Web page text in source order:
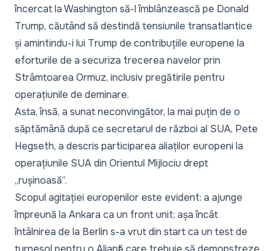
încercat la Washington să-l îmblânzească pe Donald
Trump, căutând să destindă tensiunile transatlantice
și amintindu-i lui Trump de contribuțiile europene la
eforturile de a securiza trecerea navelor prin
Strâmtoarea Ormuz, inclusiv pregătirile pentru
operațiunile de deminare.
Asta, însă, a sunat neconvingător, la mai puțin de o
săptămână după ce secretarul de război al SUA, Pete
Hegseth, a descris participarea aliaților europeni la
operațiunile SUA din Orientul Mijlociu drept
„rușinoasă”.
Scopul agitației europenilor este evident: a ajunge
împreună la Ankara ca un front unit; așa încât
întâlnirea de la Berlin s-a vrut din start ca un test de